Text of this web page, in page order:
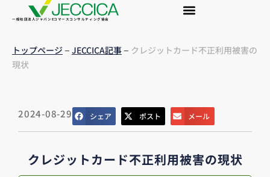
一般社団法人ジャパンEコマースコンサルティング協会
トップページ– JECCICA記事– クレジットカード不正利用被害の
現状
2024-08-29 シェア ポスト メール
クレジットカード不正利用被害の現状